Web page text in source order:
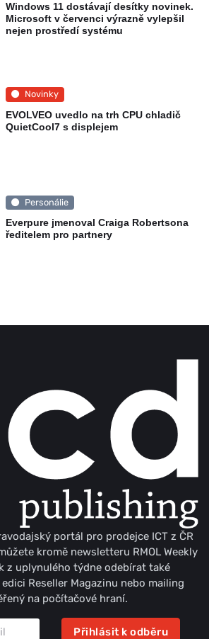
Windows 11 dostávají desítky novinek.
Microsoft v červenci výrazně vylepšil
nejen prostředí systému
Novinky
EVOLVEO uvedlo na trh CPU chladič
QuietCool7 s displejem
Personálie
Everpure jmenoval Craiga Robertsona
ředitelem pro partnery
portál pro prodejce ICT z ČR
kromě newsletteru RMOL Weekly
z uplynulého týdne odebírat také
Reseller Magazinu nebo mailing
na počítačové hraní.
Přihlásit k odběru